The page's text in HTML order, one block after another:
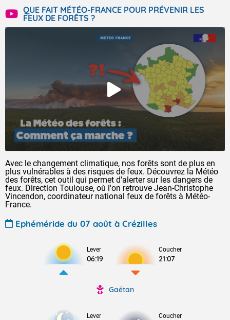
QUE FAIT MÉTÉO-FRANCE POUR PRÉVENIR LES
FEUX DE FORÊTS ?
Avec le changement climatique, nos forêts sont de plus en
plus vulnérables à des risques de feux. Découvrez la Météo
des forêts, cet outil qui permet d'alerter sur les dangers de
feux. Direction Toulouse, où l'on retrouve Jean-Christophe
Vincendon, coordinateur national feux de forêts à Météo-
France.
Ephéméride du 07 août à Crézilles
Lever
06:19
Coucher
21:07
Gaétan
Lever Coucher